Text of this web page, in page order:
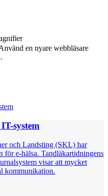
en nyare webbläsare
system
och Landsting (SKL) har
för e-hälsa. Tandläkartidningens
visar att mycket
kommunikation.